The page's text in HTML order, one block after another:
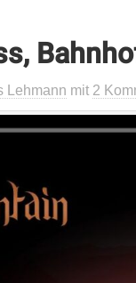
Lehmann mit 2